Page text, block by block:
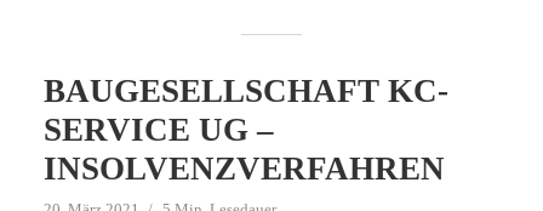
BAUGESELLSCHAFT KC-
SERVICE UG –
INSOLVENZVERFAHREN